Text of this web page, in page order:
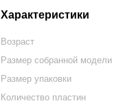
Характеристики
Возраст
Размер собранной модели
Размер упаковки
Количество пластин